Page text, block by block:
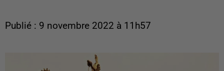
Publié : 9 novembre 2022 à 11h57